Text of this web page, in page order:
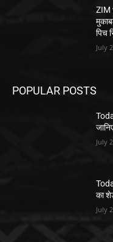
ZIM
पिच
July
POPULAR POSTS
July
का
July